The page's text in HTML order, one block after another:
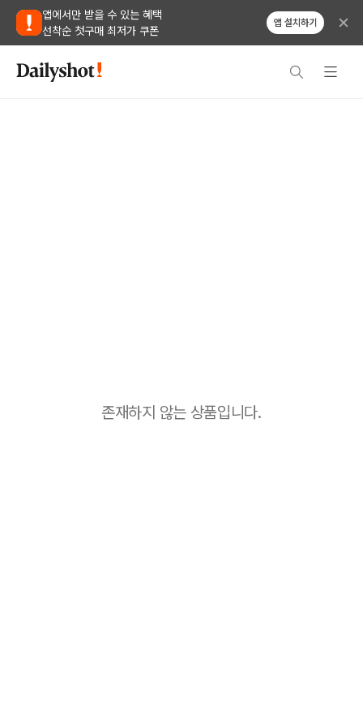
앱에서만 받을 수 있는 혜택
선착순 첫구매 최저가 쿠폰
앱 설치하기
존재하지 않는 상품입니다.